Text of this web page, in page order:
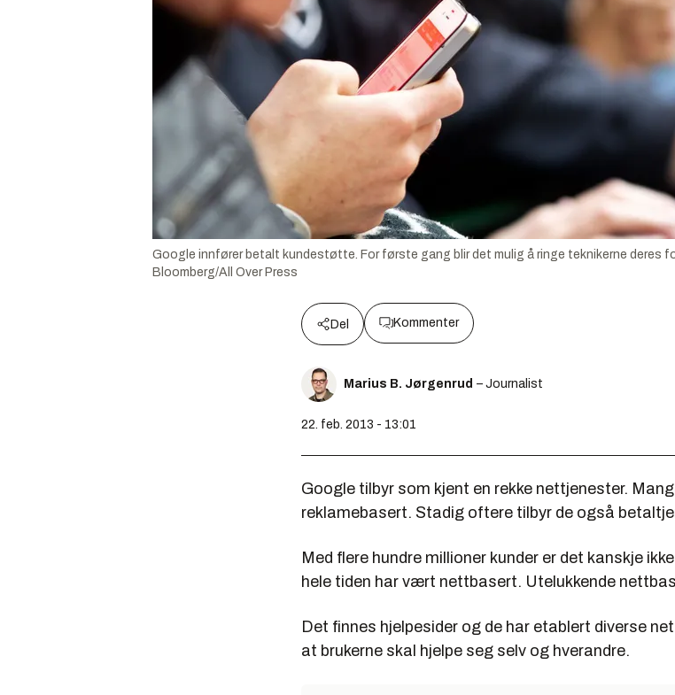
Google innfører betalt kundestøtte. For første gang blir det mulig å ringe teknikerne deres
Bloomberg/All Over Press
Del Kommenter
Marius B. Jørgenrud – Journalist
22. feb. 2013 - 13:01
Google tilbyr som kjent en rekke nettjenester.
reklamebasert. Stadig oftere tilbyr de også
Med flere hundre millioner kunder er det kanskje
hele tiden har vært nettbasert. Utelukkende
Det finnes hjelpesider og de har etablert diverse
at brukerne skal hjelpe seg selv og hverandre.